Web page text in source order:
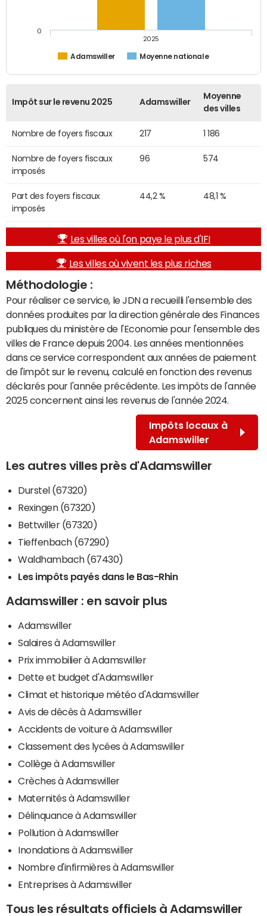
Adamswiller Moyenne nationale
2025
0
Impôt sur le revenu 2025 Adamswiller
Moyenne
des villes
Nombre de foyers fiscaux 217 1 186
Nombre de foyers fiscaux
imposés
96 574
Part des foyers fiscaux
imposés
44,2 % 48,1 %
Les villes où l'on paye le plus d'IFI
Les villes où vivent les plus riches
Méthodologie :
Pour réaliser ce service, le JDN a recueilli l'ensemble des
données produites par la direction générale des Finances
publiques du ministère de l'Economie pour l'ensemble des
villes de France depuis 2004. Les années mentionnées
dans ce service correspondent aux années de paiement
de l'impôt sur le revenu, calculé en fonction des revenus
déclarés pour l'année précédente. Les impôts de l'année
2025 concernent ainsi les revenus de l'année 2024.
Impôts locaux à
Adamswiller
Les autres villes près d'Adamswiller
Durstel (67320)
Rexingen (67320)
Bettwiller (67320)
Tieffenbach (67290)
Waldhambach (67430)
Les impôts payés dans le Bas-Rhin
Adamswiller : en savoir plus
Adamswiller
Salaires à Adamswiller
Prix immobilier à Adamswiller
Dette et budget d'Adamswiller
Climat et historique météo d'Adamswiller
Avis de décès à Adamswiller
Accidents de voiture à Adamswiller
Classement des lycées à Adamswiller
Collège à Adamswiller
Crèches à Adamswiller
Maternités à Adamswiller
Délinquance à Adamswiller
Pollution à Adamswiller
Inondations à Adamswiller
Nombre d'infirmières à Adamswiller
Entreprises à Adamswiller
Tous les résultats officiels à Adamswiller